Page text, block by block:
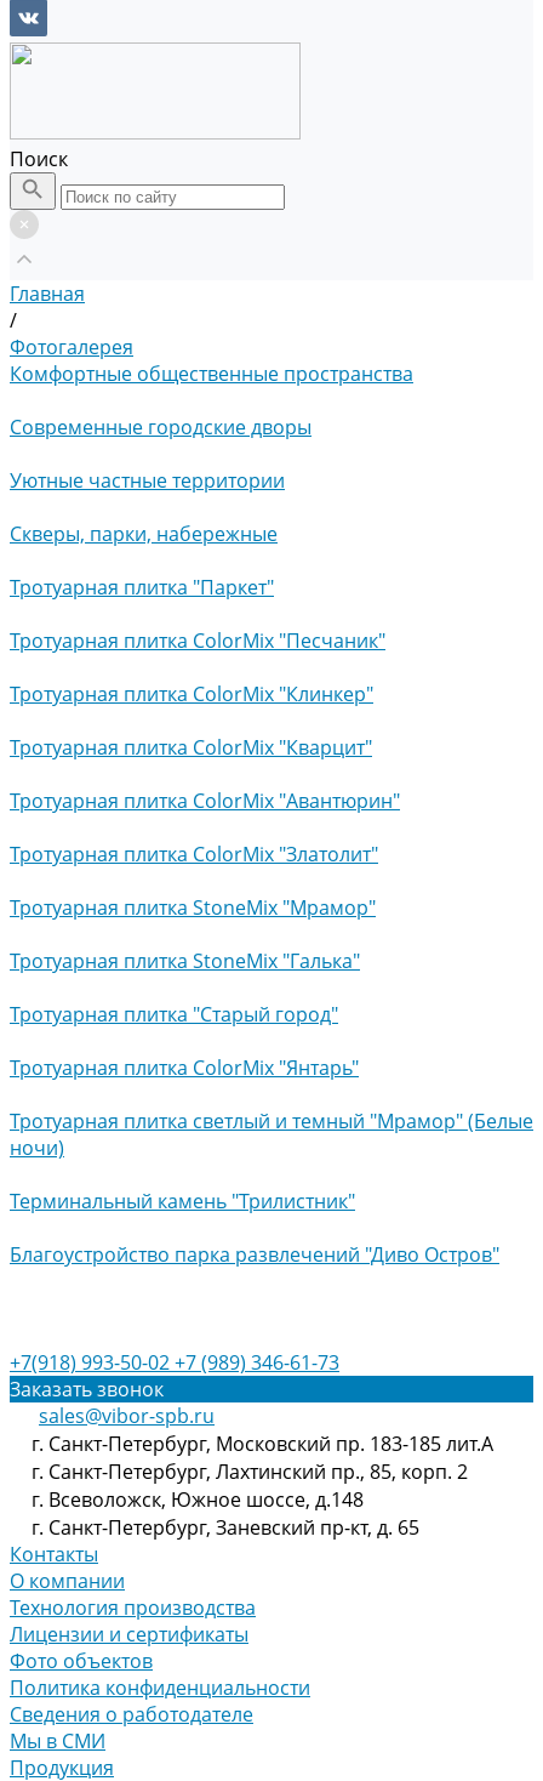
Поиск
Главная
/
Фотогалерея
Комфортные общественные пространства
Современные городские дворы
Уютные частные территории
Скверы, парки, набережные
Тротуарная плитка "Паркет"
Тротуарная плитка ColorMix "Песчаник"
Тротуарная плитка ColorMix "Клинкер"
Тротуарная плитка ColorMix "Кварцит"
Тротуарная плитка ColorMix "Авантюрин"
Тротуарная плитка ColorMix "Златолит"
Тротуарная плитка StoneMix "Мрамор"
Тротуарная плитка StoneMix "Галька"
Тротуарная плитка "Старый город"
Тротуарная плитка ColorMix "Янтарь"
Тротуарная плитка светлый и темный "Мрамор" (Белые
ночи)
Терминальный камень "Трилистник"
Благоустройство парка развлечений "Диво Остров"
+7(918) 993-50-02+7 (989) 346-61-73
Заказать звонок
sales@vibor-spb.ru
г. Санкт-Петербург, Московский пр. 183-185 лит.А
г. Санкт-Петербург, Лахтинский пр., 85, корп. 2
г. Всеволожск, Южное шоссе, д.148
г. Санкт-Петербург, Заневский пр-кт, д. 65
Контакты
О компании
Технология производства
Лицензии и сертификаты
Фото объектов
Политика конфиденциальности
Сведения о работодателе
Мы в СМИ
Продукция